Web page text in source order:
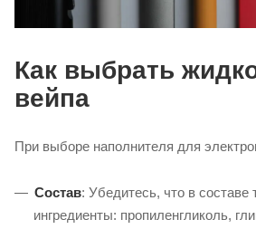
Как выбрать
вейпа
При выборе наполнителя для
Состав: Убедитесь, что в составе
ингредиенты: пропиленгликоль,